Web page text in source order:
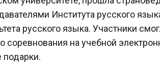
Института русского
русского языка. Участники
соревнования на учебной